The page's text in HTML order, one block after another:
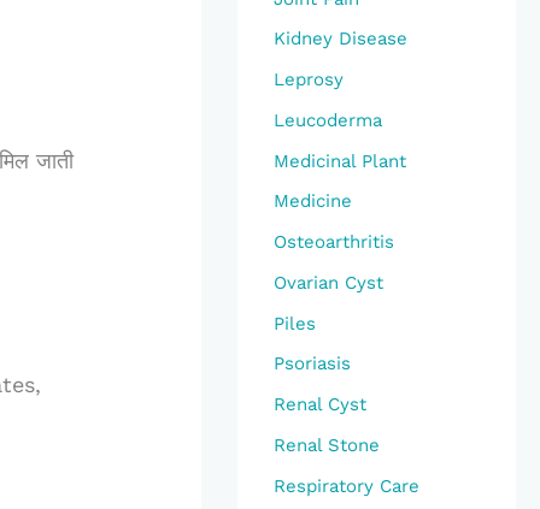
जाती
Kidney Disease
Leprosy
Leucoderma
Medicinal Plant
Medicine
Osteoarthritis
Ovarian Cyst
Piles
Psoriasis
Renal Cyst
Renal Stone
Respiratory Care